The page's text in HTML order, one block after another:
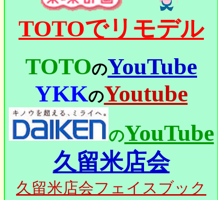
TOTOでリモデル
TOTOのYouTube
YKKのYoutube
のYouTube
久留米店会
久留米店会フェイスブック